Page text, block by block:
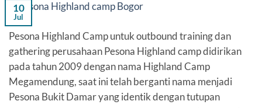
10
Jul
Pesona Highland Camp untuk outbound training dan
gathering perusahaan Pesona Highland camp didirikan
pada tahun 2009 dengan nama Highland Camp
Megamendung, saat ini telah berganti nama menjadi
Pesona Bukit Damar yang identik dengan tutupan